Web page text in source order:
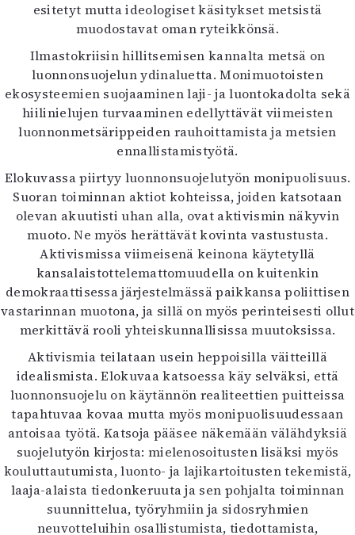
esitetyt mutta ideologiset käsitykset metsistä
muodostavat oman ryteikkönsä.
Ilmastokriisin hillitsemisen kannalta metsä on
luonnonsuojelun ydinaluetta. Monimuotoisten
ekosysteemien suojaaminen laji- ja luontokadolta sekä
hiilinielujen turvaaminen edellyttävät viimeisten
luonnonmetsärippeiden rauhoittamista ja metsien
ennallistamistyötä.
Elokuvassa piirtyy luonnonsuojelutyön monipuolisuus.
Suoran toiminnan aktiot kohteissa, joiden katsotaan
olevan akuutisti uhan alla, ovat aktivismin näkyvin
muoto. Ne myös herättävät kovinta vastustusta.
Aktivismissa viimeisenä keinona käytetyllä
kansalaistottelemattomuudella on kuitenkin
demokraattisessa järjestelmässä paikkansa poliittisen
vastarinnan muotona, ja sillä on myös perinteisesti ollut
merkittävä rooli yhteiskunnallisissa muutoksissa.
Aktivismia teilataan usein heppoisilla väitteillä
idealismista. Elokuvaa katsoessa käy selväksi, että
luonnonsuojelu on käytännön realiteettien puitteissa
tapahtuvaa kovaa mutta myös monipuolisuudessaan
antoisaa työtä. Katsoja pääsee näkemään välähdyksiä
suojelutyön kirjosta: mielenosoitusten lisäksi myös
kouluttautumista, luonto- ja lajikartoitusten tekemistä,
laaja-alaista tiedonkeruuta ja sen pohjalta toiminnan
suunnittelua, työryhmiin ja sidosryhmien
neuvotteluihin osallistumista, tiedottamista,